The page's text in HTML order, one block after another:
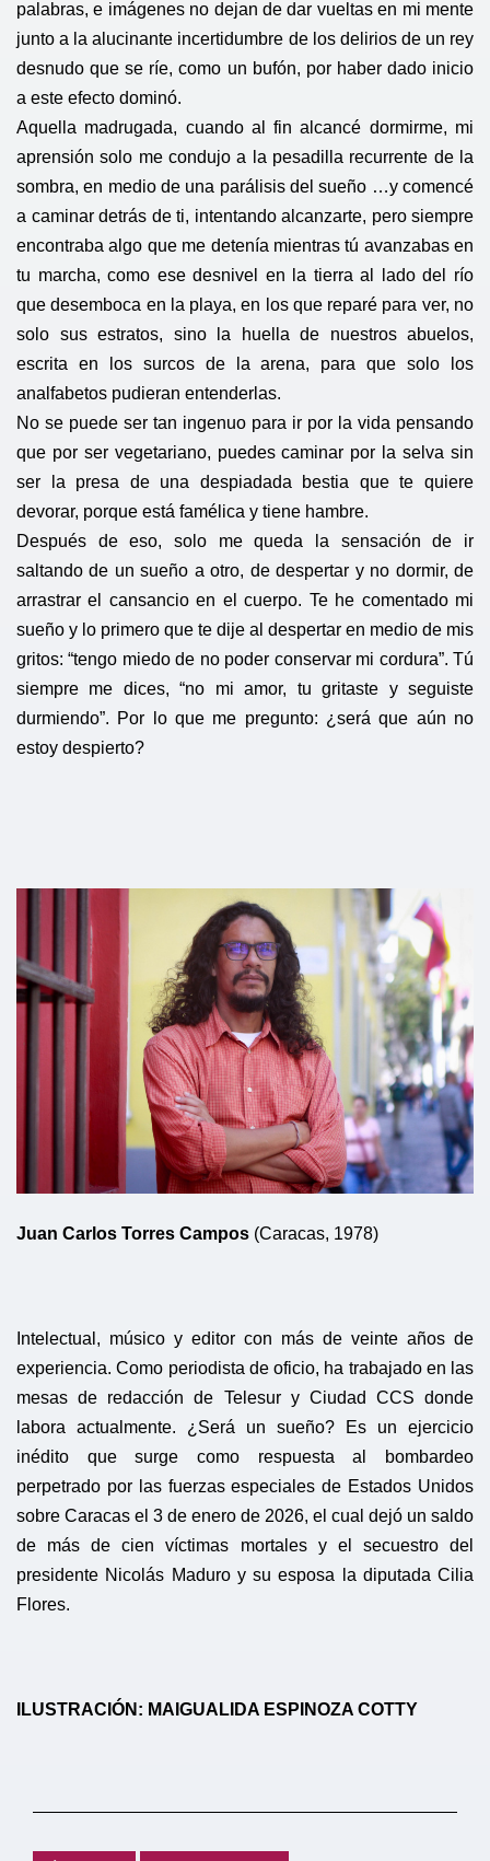
palabras, e imágenes no dejan de dar vueltas en mi mente
junto a la alucinante incertidumbre de los delirios de un rey
desnudo que se ríe, como un bufón, por haber dado inicio
a este efecto dominó.
Aquella madrugada, cuando al fin alcancé dormirme, mi
aprensión solo me condujo a la pesadilla recurrente de la
sombra, en medio de una parálisis del sueño …y comencé
a caminar detrás de ti, intentando alcanzarte, pero siempre
encontraba algo que me detenía mientras tú avanzabas en
tu marcha, como ese desnivel en la tierra al lado del río
que desemboca en la playa, en los que reparé para ver, no
solo sus estratos, sino la huella de nuestros abuelos,
escrita en los surcos de la arena, para que solo los
analfabetos pudieran entenderlas.
No se puede ser tan ingenuo para ir por la vida pensando
que por ser vegetariano, puedes caminar por la selva sin
ser la presa de una despiadada bestia que te quiere
devorar, porque está famélica y tiene hambre.
Después de eso, solo me queda la sensación de ir
saltando de un sueño a otro, de despertar y no dormir, de
arrastrar el cansancio en el cuerpo. Te he comentado mi
sueño y lo primero que te dije al despertar en medio de mis
gritos: “tengo miedo de no poder conservar mi cordura”. Tú
siempre me dices, “no mi amor, tu gritaste y seguiste
durmiendo”. Por lo que me pregunto: ¿será que aún no
estoy despierto?
Juan Carlos Torres Campos (Caracas, 1978)
Intelectual, músico y editor con más de veinte años de
experiencia. Como periodista de oficio, ha trabajado en las
mesas de redacción de Telesur y Ciudad CCS donde
labora actualmente. ¿Será un sueño? Es un ejercicio
inédito que surge como respuesta al bombardeo
perpetrado por las fuerzas especiales de Estados Unidos
sobre Caracas el 3 de enero de 2026, el cual dejó un saldo
de más de cien víctimas mortales y el secuestro del
presidente Nicolás Maduro y su esposa la diputada Cilia
Flores.
ILUSTRACIÓN: MAIGUALIDA ESPINOZA COTTY